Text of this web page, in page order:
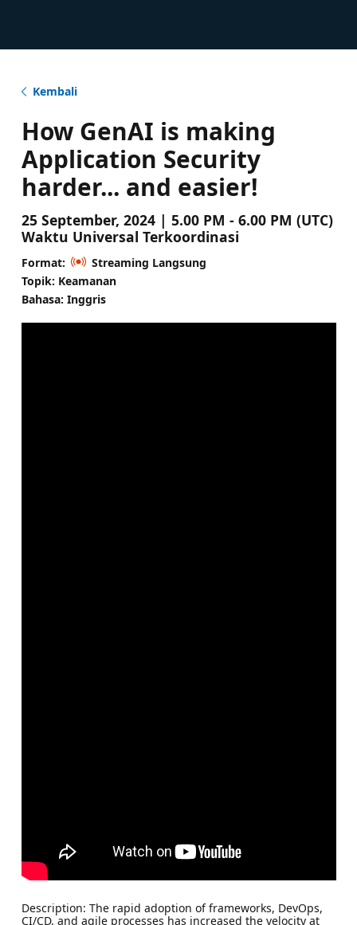
Kembali
How GenAI is making
Application Security
harder... and easier!
25 September, 2024 | 5.00 PM - 6.00 PM (UTC)
Waktu Universal Terkoordinasi
Format:
Streaming Langsung
Topik: Keamanan
Bahasa: Inggris
Description: The rapid adoption of frameworks, DevOps,
CI/CD, and agile processes has increased the velocity at